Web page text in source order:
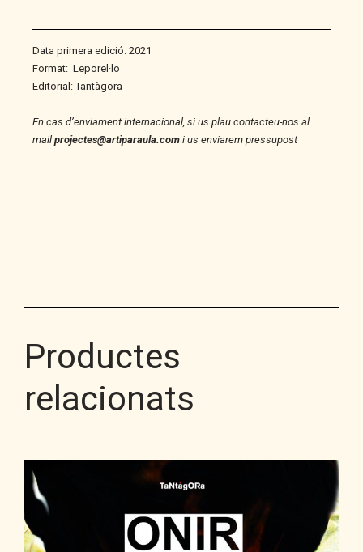
Data primera edició: 2021
Format: Leporel·lo
Editorial: Tantàgora
En cas d’enviament internacional, si us plau contacteu-nos al
mail projectes@artiparaula.com i us enviarem pressupost
Productes
relacionats